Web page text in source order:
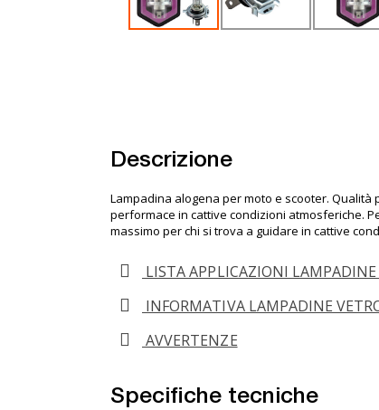
Descrizione
Lampadina alogena per moto e scooter.
performace in cattive condizioni atmosferiche.
massimo per chi si trova a guidare in cattive
LISTA APPLICAZIONI
INFORMATIVA LAMPADINE
AVVERTENZE
Specifiche tecniche